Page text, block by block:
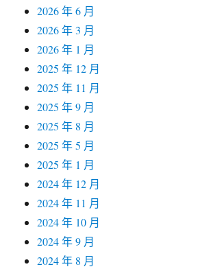
2026 年 6 月
2026 年 3 月
2026 年 1 月
2025 年 12 月
2025 年 11 月
2025 年 9 月
2025 年 8 月
2025 年 5 月
2025 年 1 月
2024 年 12 月
2024 年 11 月
2024 年 10 月
2024 年 9 月
2024 年 8 月